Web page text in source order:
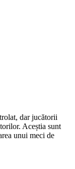
dar jucătorii
Aceștia sunt
unui meci de